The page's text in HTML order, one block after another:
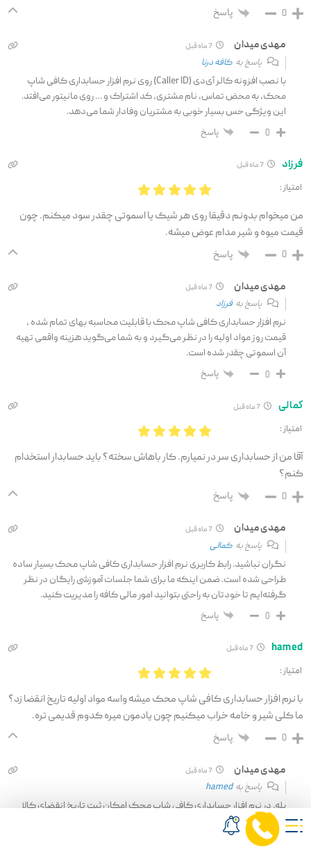
0 پاسخ
مهدی میدان
پاسخ به کافه درنا
با نصب افزونه کالر آی‌دی (Caller ID) روی نرم افزار حسابداری کافی شاپ
محک، به محض تماس، نام مشتری، کد اشتراک و … روی مانیتور می‌افتد.
این ویژگی حس بسیار خوبی به مشتریان وفادار شما می‌دهد.
0 پاسخ
فرزاد 7 ماه قبل
امتیاز :
من میخوام بدونم دقیقا روی هر شیک یا اسموتی چقدر سود میکنم. چون
قیمت میوه و شیر مدام عوض میشه.
0 پاسخ
مهدی میدان
پاسخ بهفرزاد
نرم افزار حسابداری کافی شاپ محک با قابلیت محاسبه بهای تمام شده ،
قیمت روز مواد اولیه را در نظر می‌گیرد و به شما می‌گوید هزینه واقعی تهیه
آن اسموتی چقدر شده است.
0 پاسخ
کمالی 7 ماه قبل
امتیاز :
آقا من از حسابداری سر در نمیارم. کار باهاش سخته؟ باید حسابدار استخدام
کنم؟
0 پاسخ
مهدی میدان
پاسخ به کمالی
نگران نباشید. رابط کاربری نرم افزار حسابداری کافی شاپ محک بسیار ساده
طراحی شده است. ضمن اینکه ما برای شما جلسات آموزشی رایگان در نظر
گرفته‌ایم تا خودتان به راحتی بتوانید امور مالی کافه را مدیریت کنید.
0 پاسخ
hamed 7 ماه قبل
امتیاز :
با نرم افزار حسابداری کافی شاپ محک میشه واسه مواد اولیه تاریخ انقضا زد؟
ما کلی شیر و خامه خراب میکنیم چون یادمون میره کدوم قدیمی تره.
0 پاسخ
مهدی میدان
پاسخ بهhamed
بله. در نرم افزار حسابداری کافی شاپ محک امکان ثبت تاریخ انقضای کالا
وجود دارد. سیستم می‌تواند به شما گزارش دهد که کدام مواد به تاریخ
انقضا نزدیک هستند تا زودتر مصرفشان کنید و جلوی ضرر را بگیرید.